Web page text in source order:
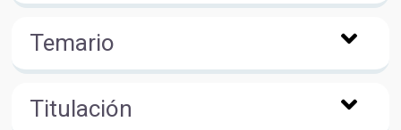
Temario
Titulación